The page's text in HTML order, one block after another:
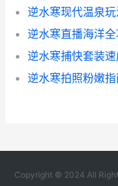
逆水寒拍照粉嫩
Copyright © 2024 All